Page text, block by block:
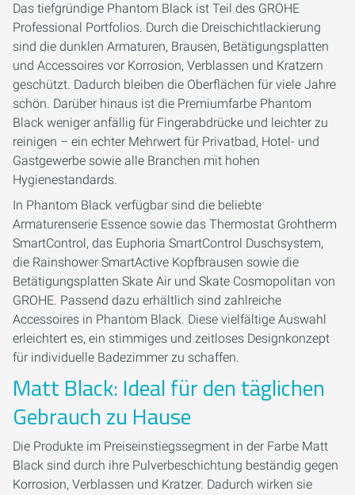
Das tiefgründige Phantom Black ist Teil des GROHE
Professional Portfolios. Durch die Dreischichtlackierung
sind die dunklen Armaturen, Brausen, Betätigungsplatten
und Accessoires vor Korrosion, Verblassen und Kratzern
geschützt. Dadurch bleiben die Oberflächen für viele Jahre
schön. Darüber hinaus ist die Premiumfarbe Phantom
Black weniger anfällig für Fingerabdrücke und leichter zu
reinigen – ein echter Mehrwert für Privatbad, Hotel- und
Gastgewerbe sowie alle Branchen mit hohen
Hygienestandards.
In Phantom Black verfügbar sind die beliebte
Armaturenserie Essence sowie das Thermostat Grohtherm
SmartControl, das Euphoria SmartControl Duschsystem,
die Rainshower SmartActive Kopfbrausen sowie die
Betätigungsplatten Skate Air und Skate Cosmopolitan von
GROHE. Passend dazu erhältlich sind zahlreiche
Accessoires in Phantom Black. Diese vielfältige Auswahl
erleichtert es, ein stimmiges und zeitloses Designkonzept
für individuelle Badezimmer zu schaffen.
Matt Black: Ideal für den täglichen
Gebrauch zu Hause
Die Produkte im Preiseinstiegssegment in der Farbe Matt
Black sind durch ihre Pulverbeschichtung beständig gegen
Korrosion, Verblassen und Kratzer. Dadurch wirken sie